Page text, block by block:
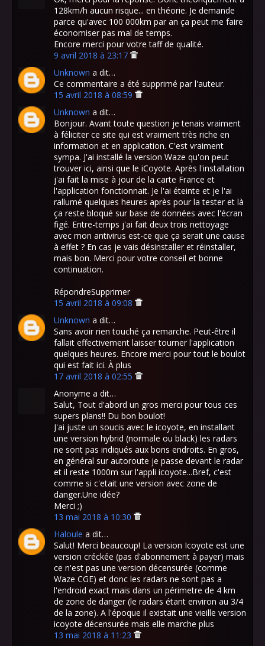
128km/h aucun risque... en théorie. Je demande
parce qu'avec 100 000km par an ça peut me faire
économiser pas mal de temps.
Encore merci pour votre taff de qualité.
9 avril 2018 à 23:17
Unknown a dit…
Ce commentaire a été supprimé par l'auteur.
15 avril 2018 à 08:59
Unknown a dit…
Bonjour. Avant toute question je tenais vraiment
à féliciter ce site qui est vraiment très riche en
information et en application. C'est vraiment
sympa. J'ai installé la version Waze qu'on peut
trouver ici, ainsi que le iCoyote. Après l'installation
j'ai fait la mise à jour de la carte France et
l'application fonctionnait. Je l'ai éteinte et je l'ai
rallumé quelques heures après pour la tester et là
ça reste bloqué sur base de données avec l'écran
figé. Entre-temps j'ai fait deux trois nettoyage
avec mon antivirus est-ce que ça serait une cause
à effet ? En cas je vais désinstaller et réinstaller,
mais bon. Merci pour votre conseil et bonne
continuation.
RépondreSupprimer
15 avril 2018 à 09:08
Unknown a dit…
Sans avoir rien touché ça remarche. Peut-être il
fallait effectivement laisser tourner l'application
quelques heures. Encore merci pour tout le boulot
qui est fait ici. À plus
17 avril 2018 à 02:55
Anonyme a dit…
Salut, Tout d'abord un gros merci pour tous ces
supers plans!! Du bon boulot!
J'ai juste un soucis avec le icoyote, en installant
une version hybrid (normale ou black) les radars
ne sont pas indiqués aux bons endroits. En gros,
en général sur autoroute je passe devant le radar
et il reste 1000m sur l'appli icoyote...Bref, c'est
comme si c'etait une version avec zone de
danger.Une idée?
Merci ;)
13 mai 2018 à 10:30
Haloule a dit…
Salut! Merci beaucoup! La version Icoyote est une
version créckée (pas d'abonnement à payer) mais
ce n'est pas une version décensurée (comme
Waze CGE) et donc les radars ne sont pas a
l'endroid exact mais dans un périmetre de 4 km
de zone de danger (le radars étant environ au 3/4
de la zone). A l'époque il existait une vieille version
icoyote décensurée mais elle marche plus
13 mai 2018 à 11:23